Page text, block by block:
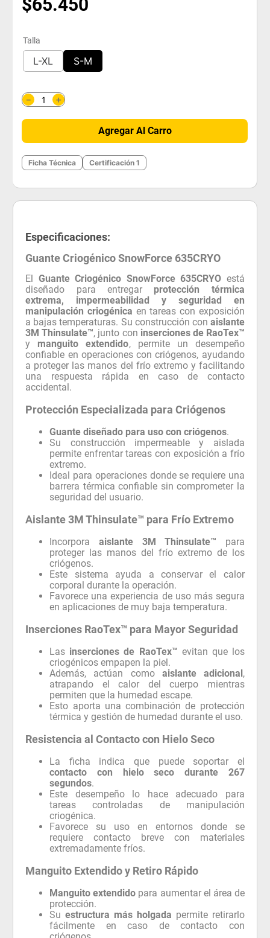
$65.450
Talla
L-XL S-M
＋
－
Agregar Al Carro
Ficha Técnica Certificación 1
Especificaciones:
Guante Criogénico SnowForce 635CRYO
El Guante Criogénico SnowForce 635CRYO está
diseñado para entregar protección térmica
extrema, impermeabilidad y seguridad en
manipulación criogénica en tareas con exposición
a bajas temperaturas. Su construcción con aislante
3M Thinsulate™, junto con inserciones de RaoTex™
y manguito extendido, permite un desempeño
confiable en operaciones con criógenos, ayudando
a proteger las manos del frío extremo y facilitando
una respuesta rápida en caso de contacto
accidental.
Protección Especializada para Criógenos
Guante diseñado para uso con criógenos.
Su construcción impermeable y aislada
permite enfrentar tareas con exposición a frío
extremo.
Ideal para operaciones donde se requiere una
barrera térmica confiable sin comprometer la
seguridad del usuario.
Aislante 3M Thinsulate™ para Frío Extremo
Incorpora aislante 3M Thinsulate™ para
proteger las manos del frío extremo de los
criógenos.
Este sistema ayuda a conservar el calor
corporal durante la operación.
Favorece una experiencia de uso más segura
en aplicaciones de muy baja temperatura.
Inserciones RaoTex™ para Mayor Seguridad
Las inserciones de RaoTex™ evitan que los
criogénicos empapen la piel.
Además, actúan como aislante adicional,
atrapando el calor del cuerpo mientras
permiten que la humedad escape.
Esto aporta una combinación de protección
térmica y gestión de humedad durante el uso.
Resistencia al Contacto con Hielo Seco
La ficha indica que puede soportar el
contacto con hielo seco durante 267
segundos.
Este desempeño lo hace adecuado para
tareas controladas de manipulación
criogénica.
Favorece su uso en entornos donde se
requiere contacto breve con materiales
extremadamente fríos.
Manguito Extendido y Retiro Rápido
Manguito extendido para aumentar el área de
protección.
Suestructura más holgada permite retirarlo
fácilmente en caso de contacto con